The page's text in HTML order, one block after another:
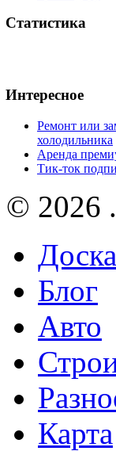
Статистика
Интересное
Ремонт или
холодильника
Аренда
Тик-ток
© 2026
Доска
Блог
Авто
Карта